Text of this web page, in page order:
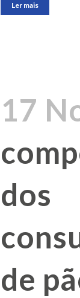
Ler mais
17
dos
de